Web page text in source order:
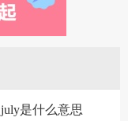
july是什么意思